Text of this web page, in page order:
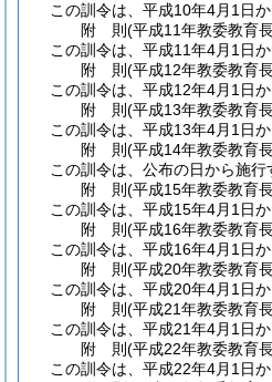
この訓令は、平成10年4月1日か
附 則(平成11年教委教育
この訓令は、平成11年4月1日か
附 則(平成12年教委教育
この訓令は、平成12年4月1日か
附 則(平成13年教委教育
この訓令は、平成13年4月1日か
附 則(平成14年教委教育
この訓令は、公布の日から施行
附 則(平成15年教委教育
この訓令は、平成15年4月1日か
附 則(平成16年教委教育
この訓令は、平成16年4月1日か
附 則(平成20年教委教育
この訓令は、平成20年4月1日か
附 則(平成21年教委教育
この訓令は、平成21年4月1日か
附 則(平成22年教委教育
この訓令は、平成22年4月1日か